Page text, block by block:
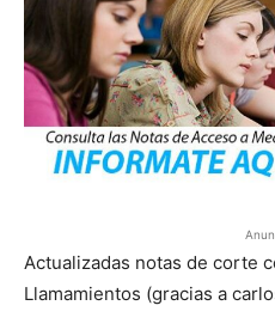
Actualizadas notas de corte
Llamamientos (gracias a